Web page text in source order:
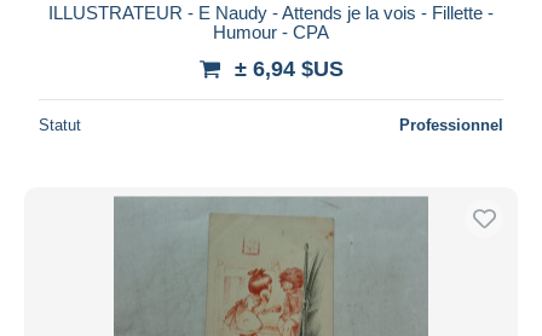
ILLUSTRATEUR - E Naudy - Attends je la vois - Fillette -
Humour - CPA
± 6,94 $US
Statut Professionnel